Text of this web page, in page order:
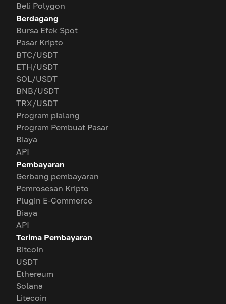
Beli Polygon
Berdagang
Bursa Efek Spot
Pasar Kripto
BTC/USDT
ETH/USDT
SOL/USDT
BNB/USDT
TRX/USDT
Program pialang
Program Pembuat Pasar
Biaya
API
Pembayaran
Gerbang pembayaran
Pemrosesan Kripto
Plugin E-Commerce
Biaya
API
Terima Pembayaran
Bitcoin
USDT
Ethereum
Solana
Litecoin